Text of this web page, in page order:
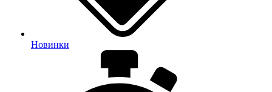
Новинки